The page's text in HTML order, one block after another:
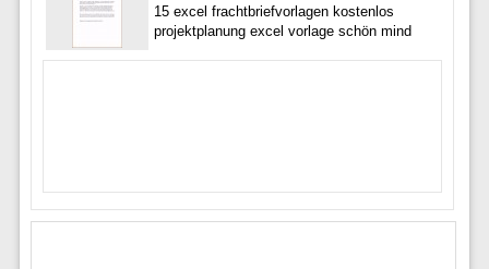
15 excel frachtbriefvorlagen kostenlos
projektplanung excel vorlage schön mind